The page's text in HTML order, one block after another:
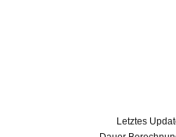
Letztes